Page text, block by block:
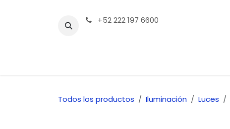
+52 222 197 6600
Todos los productos Iluminación Luces